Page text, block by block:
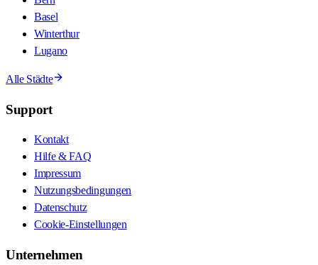
Basel
Winterthur
Lugano
Alle Städte
Support
Kontakt
Hilfe & FAQ
Impressum
Nutzungsbedingungen
Datenschutz
Cookie-Einstellungen
Unternehmen